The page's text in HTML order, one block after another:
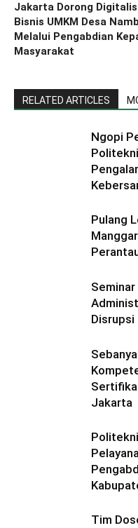
Jakarta Dorong
Bisnis UMKM Desa
Melalui Pengabdian
Masyarakat
RELATED ARTICLES
Ngopi
Pulang
Disrupsi
Jakarta
Tim